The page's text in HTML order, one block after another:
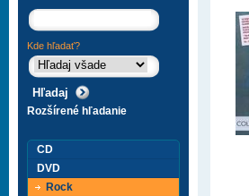
Kde hľadať?
Rozšírené hľadanie
CD
DVD
Rock